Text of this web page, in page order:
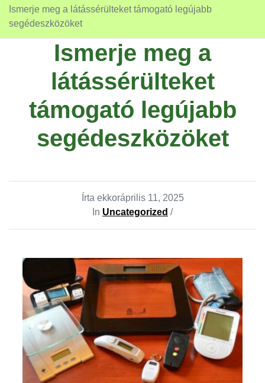
Ismerje meg a látássérülteket támogató legújabb
segédeszközöket
Ismerje meg a
látássérülteket
támogató legújabb
segédeszközöket
Írta ekkoráprilis 11, 2025
In Uncategorized /